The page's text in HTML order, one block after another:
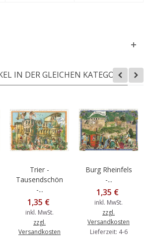
IN DER GLEICHEN KATEGORIE:
Trier -
Tausendschön
-...
1,35 €
inkl. MwSt.
zzgl.
Versandkosten
Burg Rheinfels
-...
1,35 €
inkl. MwSt.
zzgl.
Versandkosten
Lieferzeit: 4-6